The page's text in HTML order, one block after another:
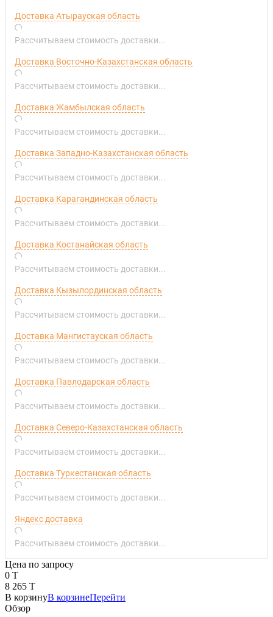
Доставка Атырауская область
Рассчитываем стоимость доставки...
Доставка Восточно-Казахстанская область
Рассчитываем стоимость доставки...
Доставка Жамбылская область
Рассчитываем стоимость доставки...
Доставка Западно-Казахстанская область
Рассчитываем стоимость доставки...
Доставка Карагандинская область
Рассчитываем стоимость доставки...
Доставка Костанайская область
Рассчитываем стоимость доставки...
Доставка Кызылординская область
Рассчитываем стоимость доставки...
Доставка Мангистауская область
Рассчитываем стоимость доставки...
Доставка Павлодарская область
Рассчитываем стоимость доставки...
Доставка Северо-Казахстанская область
Рассчитываем стоимость доставки...
Доставка Туркестанская область
Рассчитываем стоимость доставки...
Яндекс доставка
Рассчитываем стоимость доставки...
Цена по запросу
0 T
8 265 T
В корзинуВ корзинеПерейти
Обзор